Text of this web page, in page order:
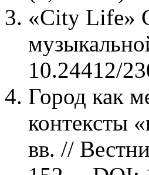
«City Life»
10.24412/
Город как
контексты
вв. //